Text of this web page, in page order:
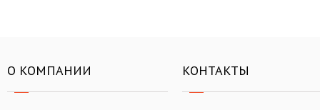
О КОМПАНИИ КОНТАКТЫ